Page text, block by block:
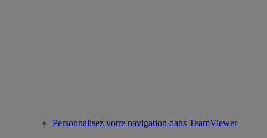
Personnalisez votre navigation dans TeamViewer